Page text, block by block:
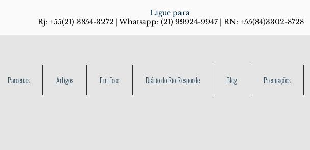
Ligue para
Rj: +55(21) 3854-3272 | Whatsapp: (21) 99924-9947 | RN: +55(84)3302-8728
Parcerias Artigos Em Foco Diário do Rio Responde Blog Premiações